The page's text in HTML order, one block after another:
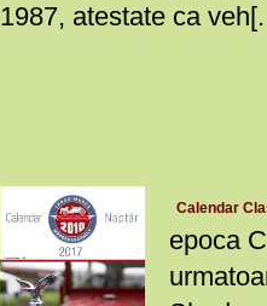
1987, atestate ca
Calendar
epoca